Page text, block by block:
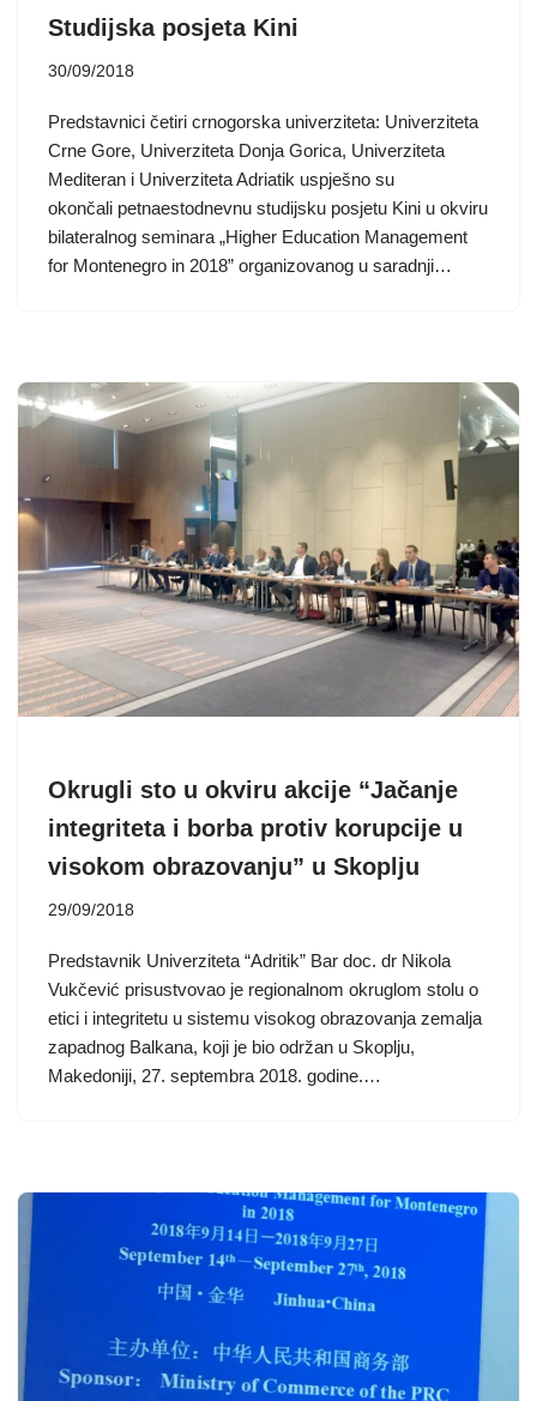
Studijska posjeta Kini
30/09/2018
Predstavnici četiri crnogorska univerziteta: Univerziteta
Crne Gore, Univerziteta Donja Gorica, Univerziteta
Mediteran i Univerziteta Adriatik uspješno su
okončali petnaestodnevnu studijsku posjetu Kini u okviru
bilateralnog seminara „Higher Education Management
for Montenegro in 2018” organizovanog u saradnji…
Okrugli sto u okviru akcije “Jačanje
integriteta i borba protiv korupcije u
visokom obrazovanju” u Skoplju
29/09/2018
Predstavnik Univerziteta “Adritik” Bar doc. dr Nikola
Vukčević prisustvovao je regionalnom okruglom stolu o
etici i integritetu u sistemu visokog obrazovanja zemalja
zapadnog Balkana, koji je bio održan u Skoplju,
Makedoniji, 27. septembra 2018. godine.…